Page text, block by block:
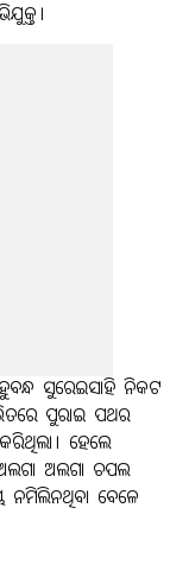
ସୁରେଇସାହି ନିକଟ
ପୁରାଇ ପଥର
ହେଲେ
ଅଲଗା ଚପଲ
ନମିଲିନଥିବା ବେଳେ